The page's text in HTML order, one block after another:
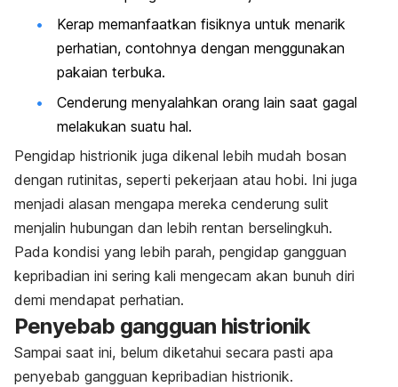
Kerap memanfaatkan fisiknya untuk menarik
perhatian, contohnya dengan menggunakan
pakaian terbuka.
Cenderung menyalahkan orang lain saat gagal
melakukan suatu hal.
Pengidap histrionik juga dikenal lebih mudah bosan
dengan rutinitas, seperti pekerjaan atau hobi. Ini juga
menjadi alasan mengapa mereka cenderung sulit
menjalin hubungan dan lebih rentan berselingkuh.
Pada kondisi yang lebih parah, pengidap gangguan
kepribadian ini sering kali mengecam akan bunuh diri
demi mendapat perhatian.
Penyebab gangguan histrionik
Sampai saat ini, belum diketahui secara pasti apa
penyebab gangguan kepribadian histrionik.